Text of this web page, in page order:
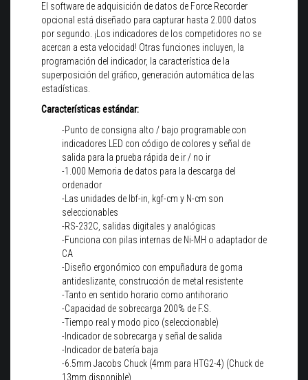
El software de adquisición de datos de Force Recorder
opcional está diseñado para capturar hasta 2.000 datos
por segundo. ¡Los indicadores de los competidores no se
acercan a esta velocidad! Otras funciones incluyen, la
programación del indicador, la característica de la
superposición del gráfico, generación automática de las
estadísticas.
Características estándar:
-Punto de consigna alto / bajo programable con
indicadores LED con código de colores y señal de
salida para la prueba rápida de ir / no ir
-1.000 Memoria de datos para la descarga del
ordenador
-Las unidades de lbf-in, kgf-cm y N-cm son
seleccionables
-RS-232C, salidas digitales y analógicas
-Funciona con pilas internas de Ni-MH o adaptador de
CA
-Diseño ergonómico con empuñadura de goma
antideslizante, construcción de metal resistente
-Tanto en sentido horario como antihorario
-Capacidad de sobrecarga 200% de F.S.
-Tiempo real y modo pico (seleccionable)
-Indicador de sobrecarga y señal de salida
-Indicador de batería baja
-6.5mm Jacobs Chuck (4mm para HTG2-4) (Chuck de
13mm disponible)